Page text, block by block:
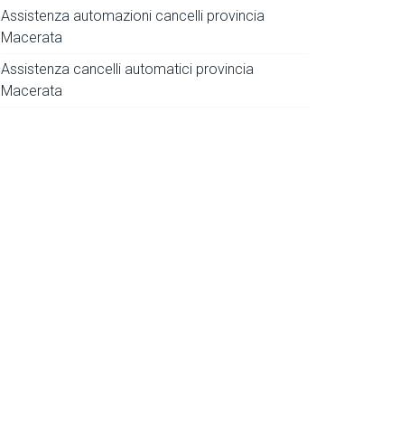
Assistenza automazioni cancelli provincia
Macerata
Assistenza cancelli automatici provincia
Macerata